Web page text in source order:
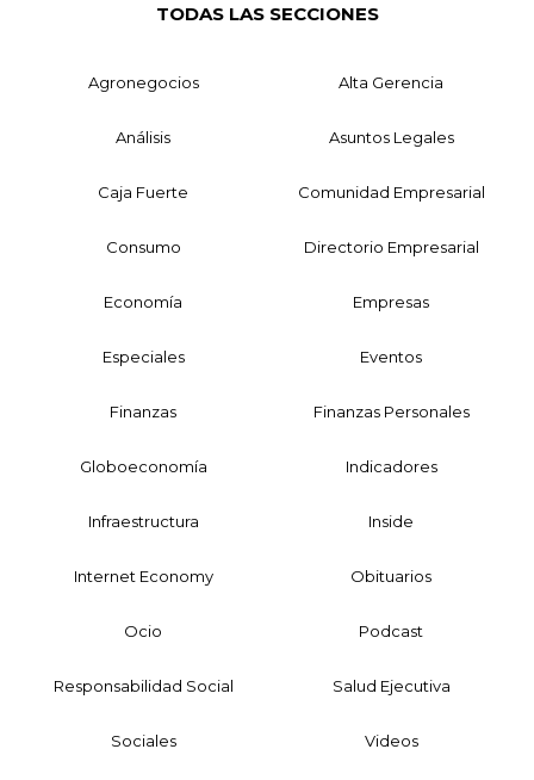
TODAS LAS SECCIONES
Agronegocios Alta Gerencia
Análisis Asuntos Legales
Caja Fuerte Comunidad Empresarial
Consumo Directorio Empresarial
Economía Empresas
Especiales Eventos
Finanzas Finanzas Personales
Globoeconomía Indicadores
Infraestructura Inside
Internet Economy Obituarios
Ocio Podcast
Responsabilidad Social Salud Ejecutiva
Sociales Videos